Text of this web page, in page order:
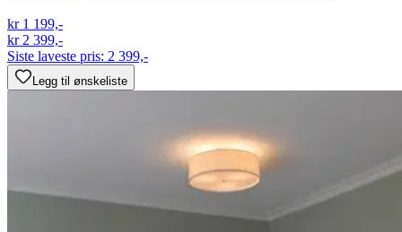
kr 1 199,-
kr 2 399,-
Siste laveste pris: 2 399,-
Legg til ønskeliste